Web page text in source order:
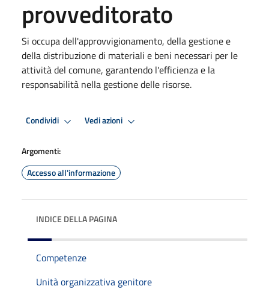
provveditorato
Si occupa dell'approvvigionamento, della gestione e
della distribuzione di materiali e beni necessari per le
attività del comune, garantendo l'efficienza e la
responsabilità nella gestione delle risorse.
Condividi Vedi azioni
Argomenti:
Accesso all'informazione
INDICE DELLA PAGINA
Competenze
Unità organizzativa genitore